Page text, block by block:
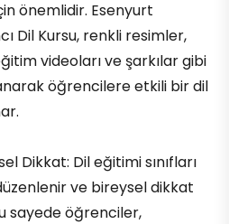
önemlidir. Esenyurt
Dil Kursu, renkli resimler,
videoları ve şarkılar gibi
öğrencilere etkili bir dil
Dikkat: Dil eğitimi sınıfları
ve bireysel dikkat
sayede öğrenciler,